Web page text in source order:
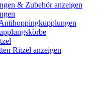
& Zubehör anzeigen
Ritzel anzeigen